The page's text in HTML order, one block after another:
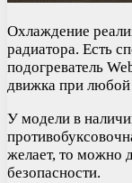
Охлаждение
радиатора. Есть
подогреватель
движка при любой
У модели в
желает, то можно
безопасности.